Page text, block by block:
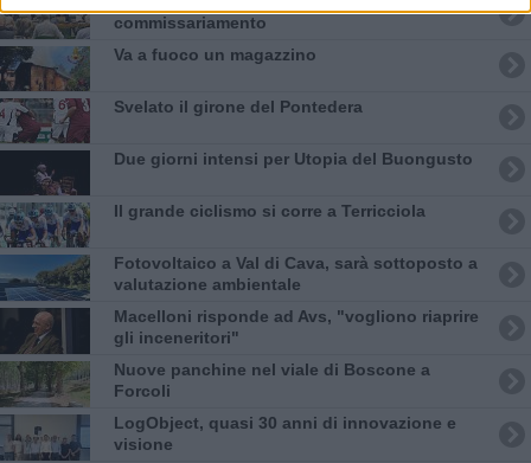
commissariamento
Va a fuoco un magazzino
Svelato il girone del Pontedera
Due giorni intensi per Utopia del Buongusto
Il grande ciclismo si corre a Terricciola
Fotovoltaico a Val di Cava, sarà sottoposto a
valutazione ambientale
Macelloni risponde ad Avs, "vogliono riaprire
gli inceneritori"
Nuove panchine nel viale di Boscone a
Forcoli
LogObject, quasi 30 anni di innovazione e
visione